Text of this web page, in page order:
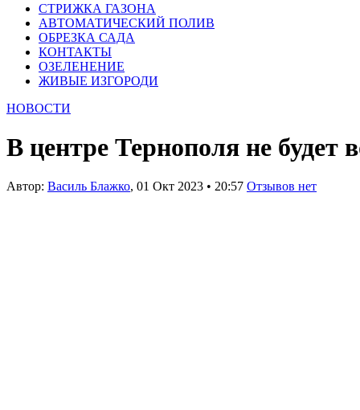
СТРИЖКА ГАЗОНА
АВТОМАТИЧЕСКИЙ ПОЛИВ
ОБРЕЗКА САДА
КОНТАКТЫ
ОЗЕЛЕНЕНИЕ
ЖИВЫЕ ИЗГОРОДИ
НОВОСТИ
В центре Тернополя не будет
Автор: Василь Блажко, 01 Окт 2023 • 20:57 Отзывов нет